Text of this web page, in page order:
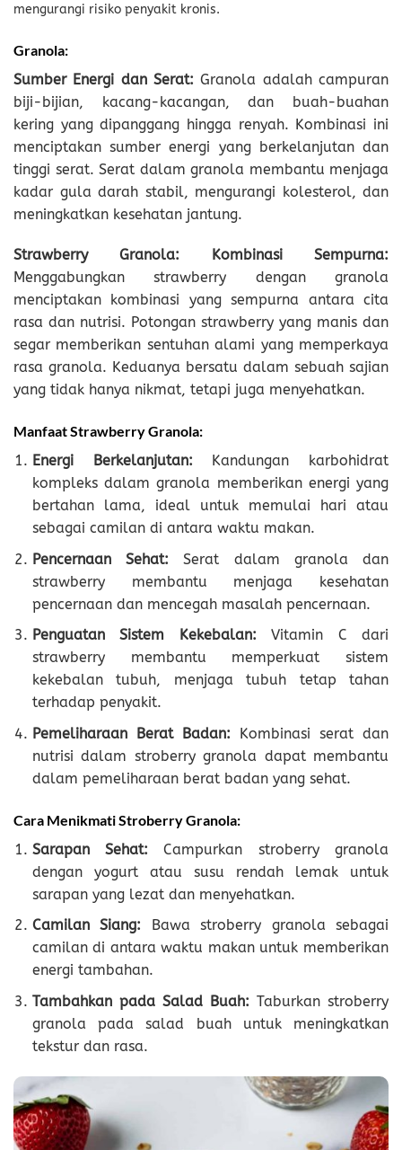
mengurangi risiko penyakit kronis.
Granola:
Sumber Energi dan Serat: Granola adalah campuran
biji-bijian, kacang-kacangan, dan buah-buahan
kering yang dipanggang hingga renyah. Kombinasi ini
menciptakan sumber energi yang berkelanjutan dan
tinggi serat. Serat dalam granola membantu menjaga
kadar gula darah stabil, mengurangi kolesterol, dan
meningkatkan kesehatan jantung.
Strawberry Granola: Kombinasi Sempurna:
Menggabungkan strawberry dengan granola
menciptakan kombinasi yang sempurna antara cita
rasa dan nutrisi. Potongan strawberry yang manis dan
segar memberikan sentuhan alami yang memperkaya
rasa granola. Keduanya bersatu dalam sebuah sajian
yang tidak hanya nikmat, tetapi juga menyehatkan.
Manfaat Strawberry Granola:
Energi Berkelanjutan: Kandungan karbohidrat
kompleks dalam granola memberikan energi yang
bertahan lama, ideal untuk memulai hari atau
sebagai camilan di antara waktu makan.
Pencernaan Sehat: Serat dalam granola dan
strawberry membantu menjaga kesehatan
pencernaan dan mencegah masalah pencernaan.
Penguatan Sistem Kekebalan: Vitamin C dari
strawberry membantu memperkuat sistem
kekebalan tubuh, menjaga tubuh tetap tahan
terhadap penyakit.
Pemeliharaan Berat Badan: Kombinasi serat dan
nutrisi dalam stroberry granola dapat membantu
dalam pemeliharaan berat badan yang sehat.
Cara Menikmati Stroberry Granola:
Sarapan Sehat: Campurkan stroberry granola
dengan yogurt atau susu rendah lemak untuk
sarapan yang lezat dan menyehatkan.
Camilan Siang: Bawa stroberry granola sebagai
camilan di antara waktu makan untuk memberikan
energi tambahan.
Tambahkan pada Salad Buah: Taburkan stroberry
granola pada salad buah untuk meningkatkan
tekstur dan rasa.